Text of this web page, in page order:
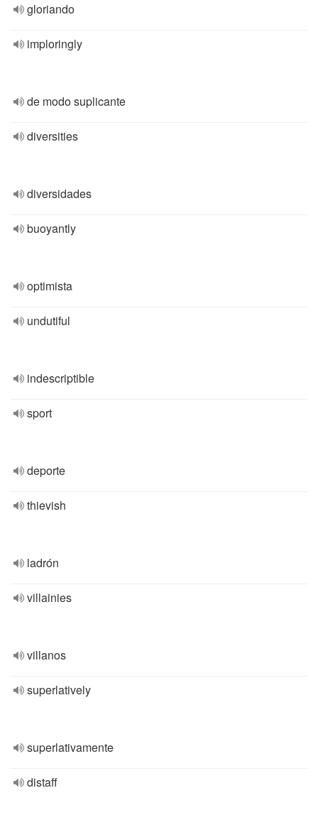
gloriando
imploringly
de modo suplicante
diversities
diversidades
buoyantly
optimista
undutiful
indescriptible
sport
deporte
thievish
ladrón
villainies
villanos
superlatively
superlativamente
distaff